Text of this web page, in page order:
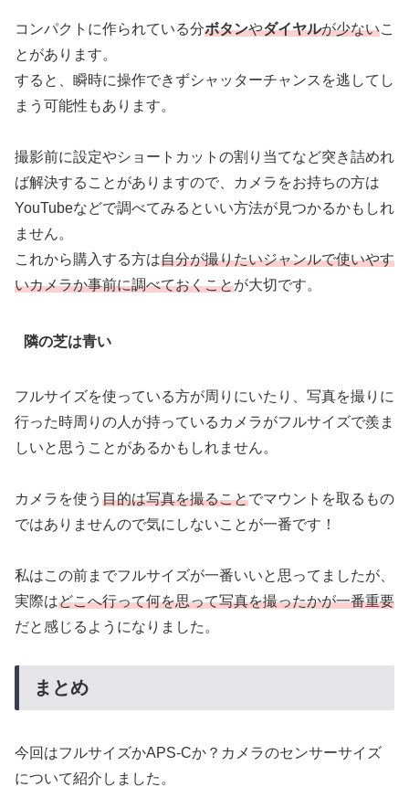
コンパクトに作られている分ボタンやダイヤルが少ないこ
とがあります。
すると、瞬時に操作できずシャッターチャンスを逃してし
まう可能性もあります。
撮影前に設定やショートカットの割り当てなど突き詰めれ
ば解決することがありますので、カメラをお持ちの方は
YouTubeなどで調べてみるといい方法が見つかるかもしれ
ません。
これから購入する方は自分が撮りたいジャンルで使いやす
いカメラか事前に調べておくことが大切です。
隣の芝は青い
フルサイズを使っている方が周りにいたり、写真を撮りに
行った時周りの人が持っているカメラがフルサイズで羨ま
しいと思うことがあるかもしれません。
カメラを使う 目的は写真を撮ることでマウントを取るもの
ではありませんので気にしないことが一番です！
私はこの前までフルサイズが一番いいと思ってましたが、
実際はどこへ行って何を思って写真を撮ったかが一番重要
だと感じるようになりました。
まとめ
今回はフルサイズかAPS-Cか？カメラのセンサーサイズ
について紹介しました。